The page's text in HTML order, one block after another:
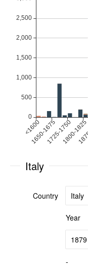
Italy
Country
Year
-